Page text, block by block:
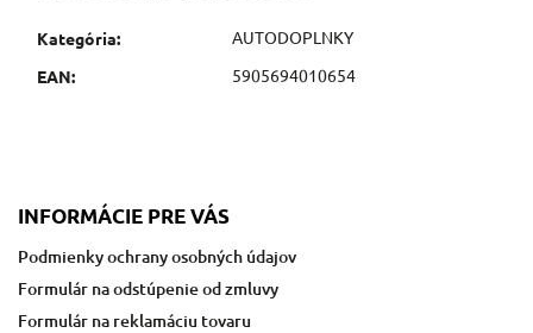
Kategória:
AUTODOPLNKY
EAN: 5905694010654
INFORMÁCIE PRE VÁS
Podmienky ochrany osobných údajov
Formulár na odstúpenie od zmluvy
Formulár na reklamáciu tovaru